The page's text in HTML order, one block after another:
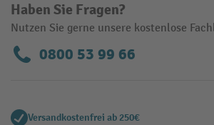
Haben Sie Fragen?
Nutzen Sie gerne unsere kostenlose
0800 53 99 66
Versandkostenfrei ab 250€